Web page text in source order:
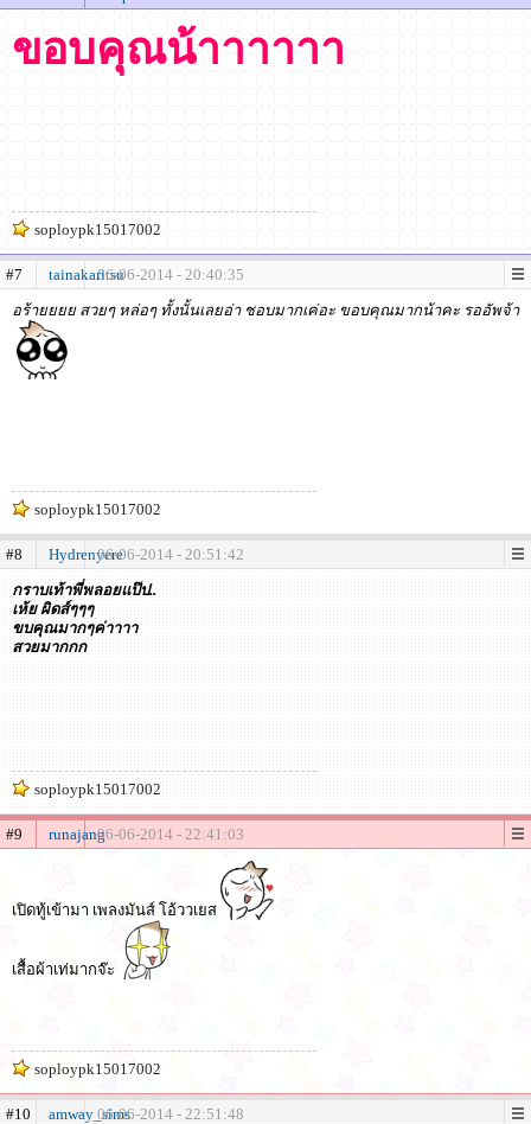
ขอบคุณน้าาาาาา
soploypk15017002
#7 tainakaritsu06-06-2014 - 20:40:35
อร้ายยยย สวยๆ หล่อๆ ทั้งนั้นเลยอ่า ชอบมากเค่อะ ขอบคุณมากน้าคะ รออัพจ้า
soploypk15017002
#8 Hydrenyere06-06-2014 - 20:51:42
กราบเท้าพี่พลอยแป๊ป..
เห้ย ผิดส์ๆๆๆ
ขบคุณมากๆค่าาาา
สวยมากกก
soploypk15017002
#9 runajang06-06-2014 - 22:41:03
เปิดทู้เข้ามา เพลงมันส์ โอ้ววเยส
เสื้อผ้าเท่มากจ๊ะ
soploypk15017002
#10 amway_sims06-06-2014 - 22:51:48